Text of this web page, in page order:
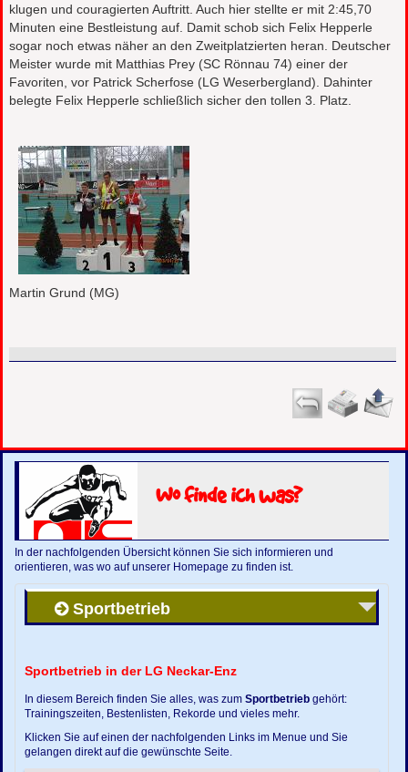
klugen und couragierten Auftritt. Auch hier stellte er mit 2:45,70
Minuten eine Bestleistung auf. Damit schob sich Felix Hepperle
sogar noch etwas näher an den Zweitplatzierten heran. Deutscher
Meister wurde mit Matthias Prey (SC Rönnau 74) einer der
Favoriten, vor Patrick Scherfose (LG Weserbergland). Dahinter
belegte Felix Hepperle schließlich sicher den tollen 3. Platz.
Martin Grund (MG)
Wo finde ich was?
In der nachfolgenden Übersicht können Sie sich informieren und
orientieren, was wo auf unserer Homepage zu finden ist.
Sportbetrieb
Sportbetrieb in der LG Neckar-Enz
In diesem Bereich finden Sie alles, was zumSportbetrieb gehört:
Trainingszeiten, Bestenlisten, Rekorde und vieles mehr.
Klicken Sie auf einen der nachfolgenden Links im Menue und Sie
gelangen direkt auf die gewünschte Seite.